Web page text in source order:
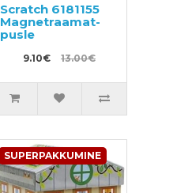
Scratch 6181155
Magnetraamat-
pusle
9.10€ 13.00€
SUPERPAKKUMINE